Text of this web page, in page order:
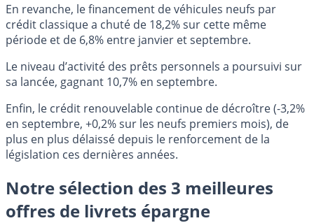
En revanche, le financement de véhicules neufs par
crédit classique a chuté de 18,2% sur cette même
période et de 6,8% entre janvier et septembre.
Le niveau d’activité des prêts personnels a poursuivi sur
sa lancée, gagnant 10,7% en septembre.
Enfin, le crédit renouvelable continue de décroître (-3,2%
en septembre, +0,2% sur les neufs premiers mois), de
plus en plus délaissé depuis le renforcement de la
législation ces dernières années.
Notre sélection des 3 meilleures
offres de livrets épargne